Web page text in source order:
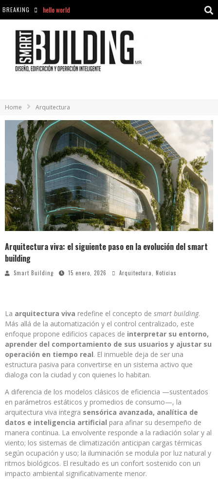
BREAKING
hello world
Home Arquitectura
Arquitectura viva: el siguiente paso en la evolución del smart
building
Smart Building 15 enero, 2026 Arquitectura, Noticias
La arquitectura viva redefine el concepto de smart building.
Más allá de la automatización y el control centralizado, este
enfoque propone edificios capaces de interpretar su entorno,
aprender del comportamiento de sus usuarios y ajustar su
operación en tiempo real. El inmueble deja de ser una
estructura pasiva para convertirse en un sistema activo que
dialoga con la ciudad y con quienes lo habitan.
A diferencia de los modelos clásicos de eficiencia —sustentados
en parámetros estáticos y promedios de consumo—, la
arquitectura viva integra sensórica avanzada, analítica de
datos e inteligencia artificial para afinar su desempeño de
manera continua. La envolvente responde a la radiación solar y al
viento; los sistemas de climatización anticipan cargas térmicas
según ocupación y uso; la iluminación se modula por luz natural y
ritmos biológicos. El resultado es un confort sostenido con un
impacto ambiental significativamente menor.